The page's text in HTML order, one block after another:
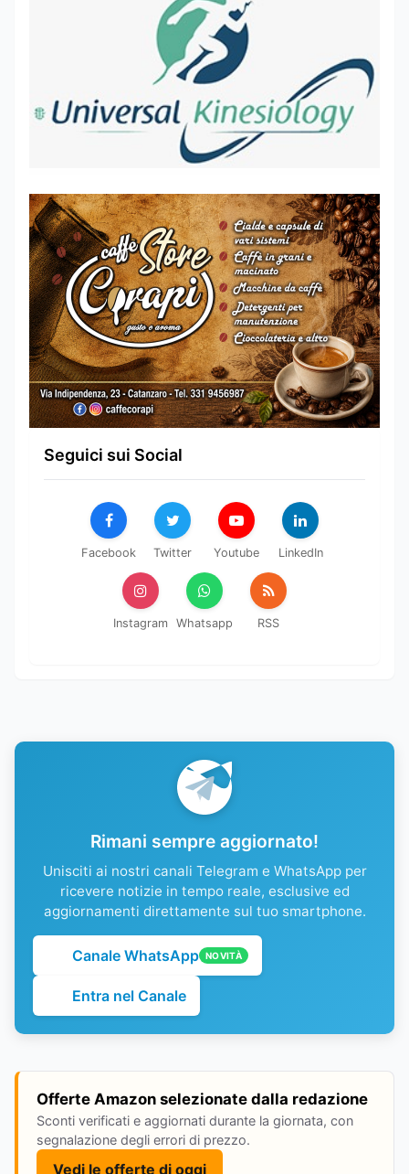
Seguici sui Social
Facebook Twitter Youtube LinkedIn
Instagram Whatsapp RSS
Rimani sempre aggiornato!
Unisciti ai nostri canali Telegram e WhatsApp per
ricevere notizie in tempo reale, esclusive ed
aggiornamenti direttamente sul tuo smartphone.
Canale WhatsApp NOVITÀ
Entra nel Canale
Offerte Amazon selezionate dalla redazione
Sconti verificati e aggiornati durante la giornata, con
segnalazione degli errori di prezzo.
Vedi le offerte di oggi